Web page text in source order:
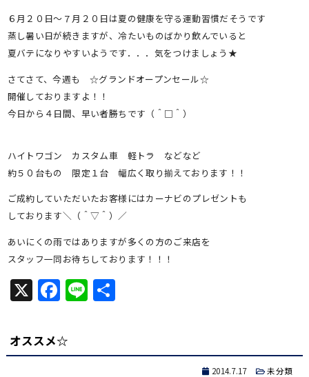
６月２０日～７月２０日は夏の健康を守る運動習慣だそうです
蒸し暑い日が続きますが、冷たいものばかり飲んでいると
夏バテになりやすいようです．．．気をつけましょう★
さてさて、今週も ☆グランドオープンセール☆
開催しておりますよ！！
今日から４日間、早い者勝ちです（＾□＾）
ハイトワゴン カスタム車 軽トラ などなど
約５０台もの 限定１台 幅広く取り揃えております！！
ご成約していただいたお客様にはカーナビのプレゼントも
しております＼（＾▽＾）／
あいにくの雨ではありますが多くの方のご来店を
スタッフ一同お待ちしております！！！
X Facebook
Line共
オススメ☆
2014.7.17 未分類